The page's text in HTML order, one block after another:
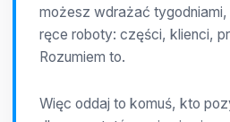
możesz wdrażać tygodniami,
ręce roboty: części, klienci,
Rozumiem to.
Więc oddaj to komuś, kto